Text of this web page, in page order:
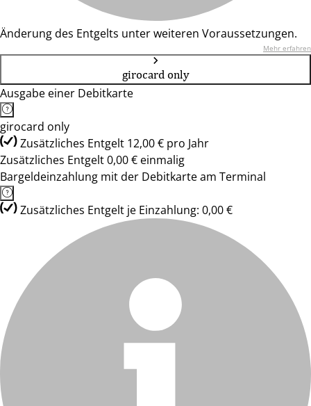
Änderung des Entgelts unter weiteren Voraussetzungen.
Mehr erfahren
girocard only
Ausgabe einer Debitkarte
girocard only
Zusätzliches Entgelt 12,00 € pro Jahr
Zusätzliches Entgelt 0,00 € einmalig
Bargeldeinzahlung mit der Debitkarte am Terminal
Zusätzliches Entgelt je Einzahlung: 0,00 €